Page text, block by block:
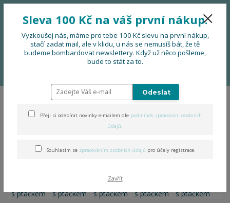
Menu
0 Kč
Náramek s ptáčkem
Sleva 100 Kč na váš první nákup.
Vyzkoušej nás, máme pro tebe 100 Kč slevu na první nákup,
stačí zadat mail, ale v klidu, u nás se nemusíš bát, že tě
budeme bombardovat newslettery. Když už něco pošleme,
bude to stát za to.
Odeslat
Přeji si odebírat novinky e-mailem dle podmínek zpracování osobních
údajů.
Souhlasím se zpracováním osobních údajů pro účely registrace.
Zavřít